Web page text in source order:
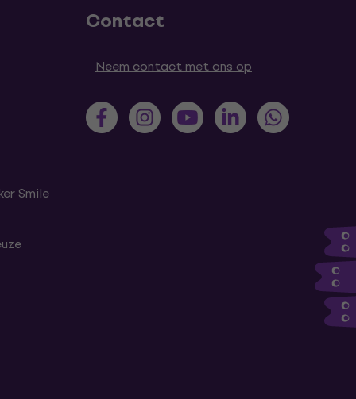
Smile
Contact
Neem contact met ons op